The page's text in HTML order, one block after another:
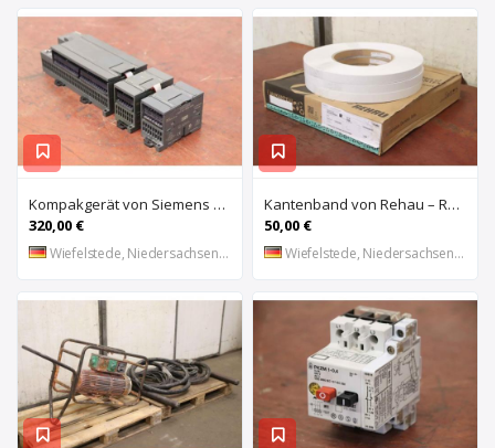
Kompakgerät von Siemens – 6ES7 216-2AD22-OXBO 6ES 221-1BF22-OXAO
320,00 €
Wiefelstede, Niedersachsen, DE
Kantenband von Rehau – Raukantex FP 28/1 97556
50,00 €
Wiefelstede, Niedersachsen, DE